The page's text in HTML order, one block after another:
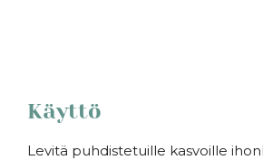
Käyttö
Levitä puhdistetuille kasvoille